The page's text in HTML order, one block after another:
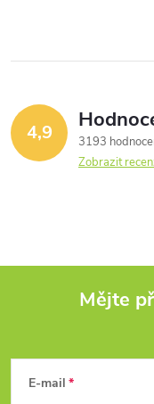
4,9
3193
Zobrazit
Mějte
E-mail